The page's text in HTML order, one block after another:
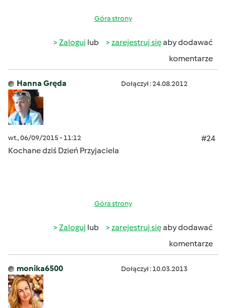
Góra strony
Zaloguj lub zarejestruj sięaby dodawać
komentarze
Hanna Gręda Dołączył : 24.08.2012
wt., 06/09/2015 - 11:12
#24
Kochane dziś Dzień Przyjaciela
Góra strony
Zaloguj lub zarejestruj sięaby dodawać
komentarze
monika6500 Dołączył : 10.03.2013